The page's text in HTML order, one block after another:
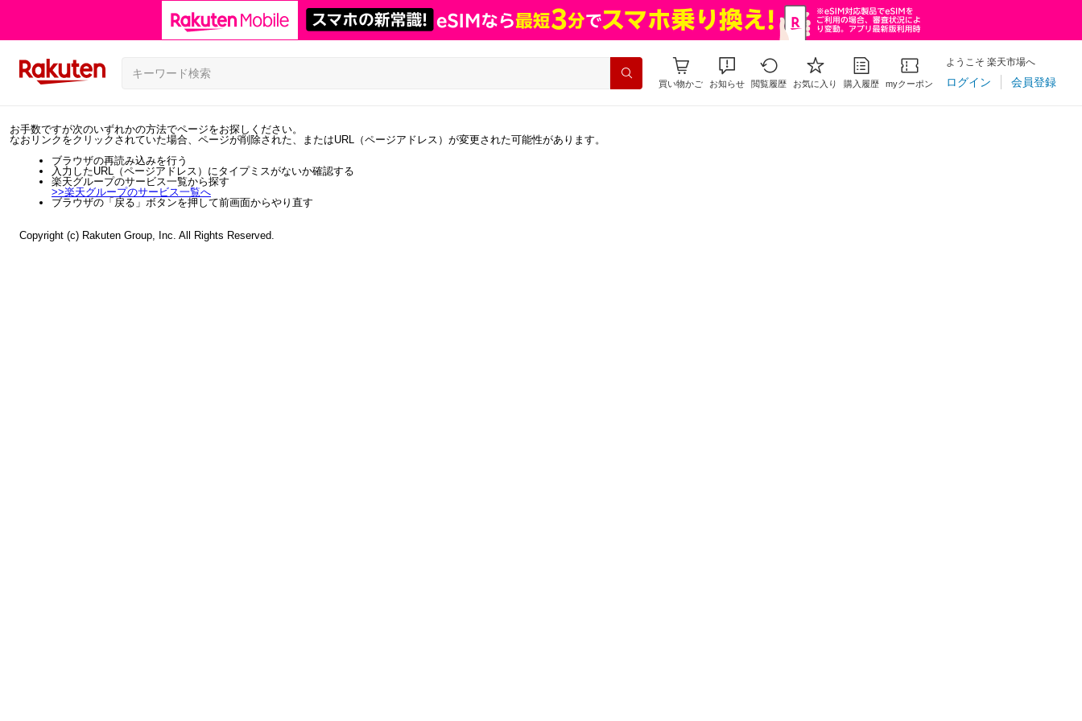
買い物かご お知らせ 閲覧履歴 お気に入り 購入履歴 myクーポン
ようこそ 楽天市場へ
ログイン 会員登録
お手数ですが次のいずれかの方法でページをお探しください。
なおリンクをクリックされていた場合、ページが削除された、またはURL（ページアドレス）が変更された可能性があります。
ブラウザの再読み込みを行う
入力したURL（ページアドレス）にタイプミスがないか確認する
楽天グループのサービス一覧から探す
>>楽天グループのサービス一覧へ
ブラウザの「戻る」ボタンを押して前画面からやり直す
Copyright (c) Rakuten Group, Inc. All Rights Reserved.